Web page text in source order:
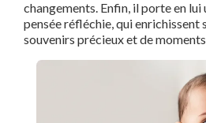
changements. Enfin, il porte en lui
pensée réfléchie, qui enrichissent
souvenirs précieux et de